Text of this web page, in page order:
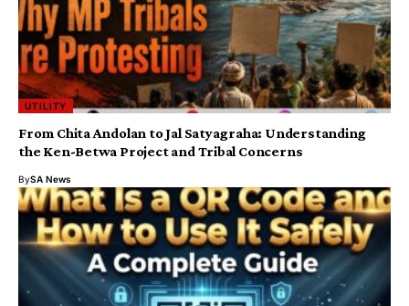
UTILITY
From Chita Andolan to Jal Satyagraha: Understanding
the Ken-Betwa Project and Tribal Concerns
BySA News